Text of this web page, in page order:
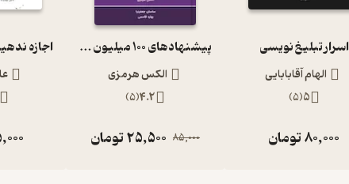
اسرار تبلیغ نویسی
الهام آقابابایی
5
(
5
)
80,000تومان
پیشنهادهای 100 میلیون دلاری
الکس هرمزی
4.2
(
5
)
85,000
25,500تومان